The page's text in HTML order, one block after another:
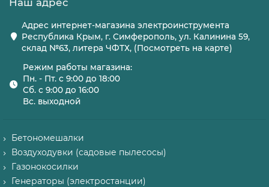
Наш адрес
Адрес интернет-магазина электроинструмента
Республика Крым, г. Симферополь, ул. Калинина 59,
склад №63, литера ЧФТХ, (Посмотреть на карте)
Режим работы магазина:
Пн. - Пт. с 9:00 до 18:00
Сб. с 9:00 до 16:00
Вс. выходной
Бетономешалки
Воздуходувки (садовые пылесосы)
Газонокосилки
Генераторы (электростанции)